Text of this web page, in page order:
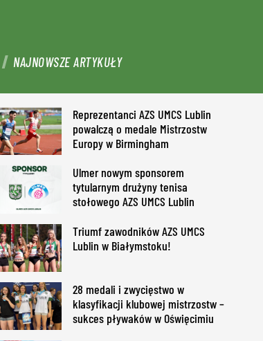
NAJNOWSZE ARTYKUŁY
Reprezentanci AZS UMCS Lublin
powalczą o medale Mistrzostw
Europy w Birmingham
Ulmer nowym sponsorem
tytularnym drużyny tenisa
stołowego AZS UMCS Lublin
Triumf zawodników AZS UMCS
Lublin w Białymstoku!
28 medali i zwycięstwo w
klasyfikacji klubowej mistrzostw –
sukces pływaków w Oświęcimiu